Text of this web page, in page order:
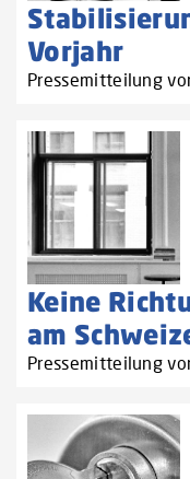
Vorjahr
Pressemitteilung
Keine
am
Pressemitteilung